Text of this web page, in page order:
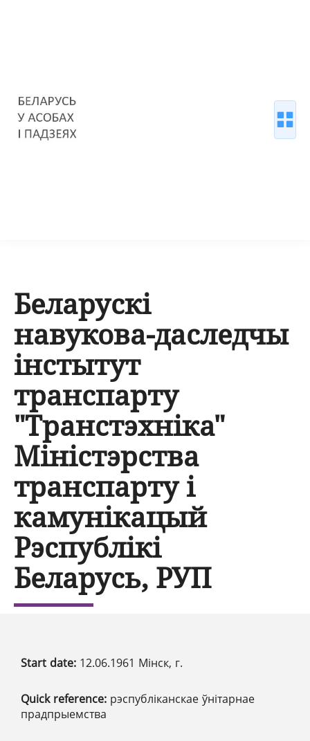
Беларускі
навукова-даследчы
інстытут
транспарту
"Транстэхніка"
Міністэрства
транспарту і
камунікацый
Рэспублікі
Беларусь, РУП
Start date: 12.06.1961 Мінск, г.
Quick reference: рэспубліканскае ўнітарнае
прадпрыемства